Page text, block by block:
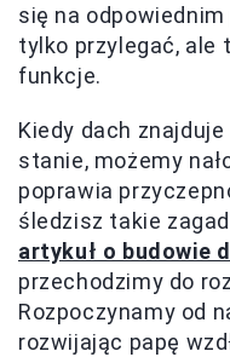
się na odpowiednim
tylko przylegać, ale
funkcje.
Kiedy dach
stanie, możemy
poprawia
śledzisz takie
artykuł o budowie
przechodzimy do
Rozpoczynamy od
rozwijając papę